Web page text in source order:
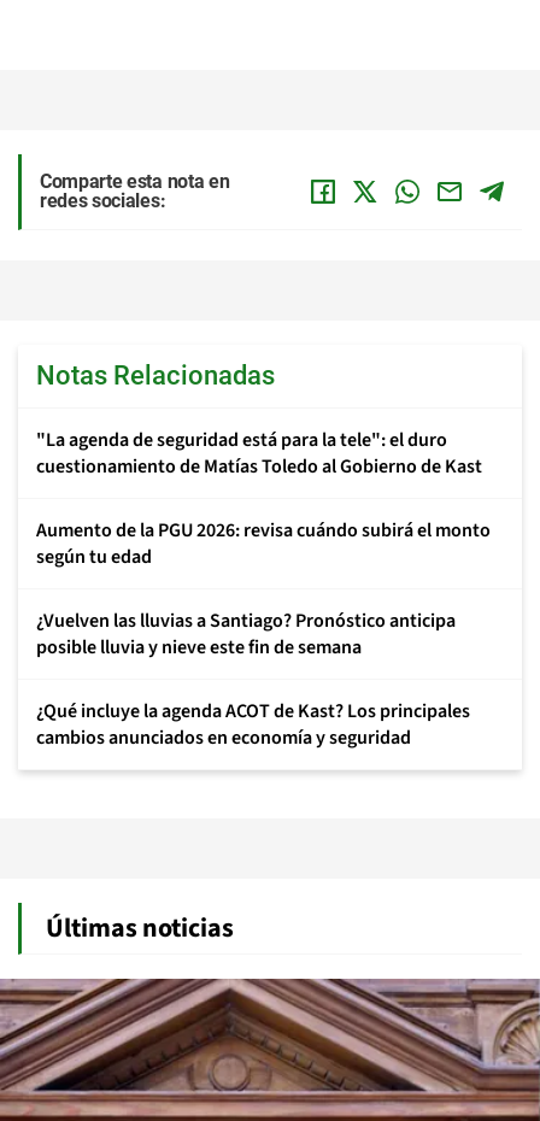
Comparte esta nota en
redes sociales:
Notas Relacionadas
"La agenda de seguridad está para la tele": el duro
cuestionamiento de Matías Toledo al Gobierno de Kast
Aumento de la PGU 2026: revisa cuándo subirá el monto
según tu edad
¿Vuelven las lluvias a Santiago? Pronóstico anticipa
posible lluvia y nieve este fin de semana
¿Qué incluye la agenda ACOT de Kast? Los principales
cambios anunciados en economía y seguridad
Últimas noticias